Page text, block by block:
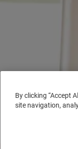
By clicking “Accept
site navigation,